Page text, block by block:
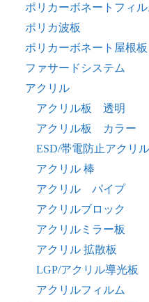
ポリカーボネートフィル
ポリカ波板
ポリカーボネート屋根板
ファサードシステム
アクリル
アクリル板 透明
アクリル板 カラー
ESD/帯電防止アクリ
アクリル 棒
アクリル パイプ
アクリルブロック
アクリルミラー板
アクリル 拡散板
LGP/アクリル導光板
アクリルフィルム